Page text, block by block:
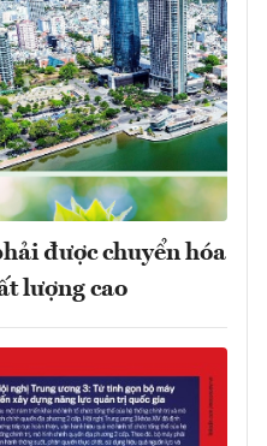
được chuyển hóa
lượng cao